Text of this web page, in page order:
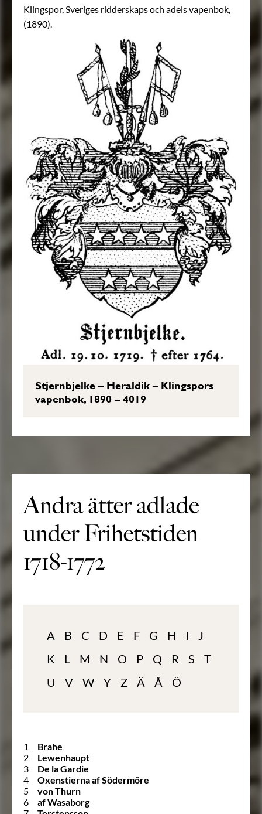
Klingspor, Sveriges ridderskaps och adels vapenbok,
(1890).
Stjernbjelke – Heraldik – Klingspors
vapenbok, 1890 – 4019
Andra ätter adlade
under Frihetstiden
1718-1772
A B C D E F G H I
J
K
L M N O P Q R S
T
U
V W Y Z Ä Å Ö
1
Brahe
2
Lewenhaupt
3
De la Gardie
4
Oxenstierna af Södermöre
5
von Thurn
6
af Wasaborg